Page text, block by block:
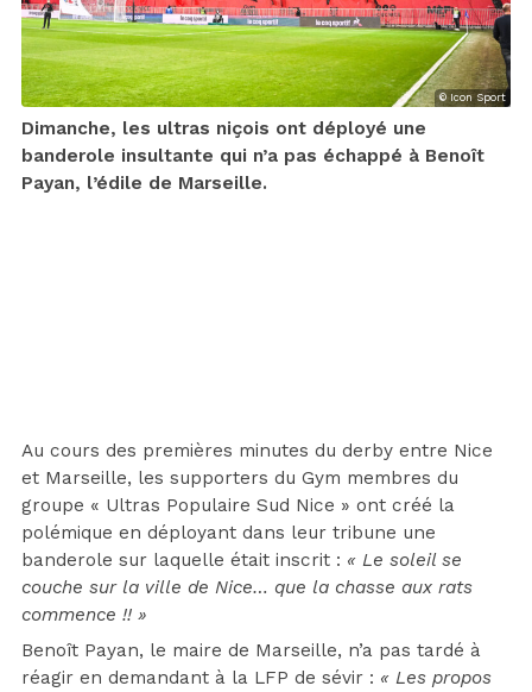
© Icon Sport
Dimanche, les ultras niçois ont déployé une
banderole insultante qui n’a pas échappé à Benoît
Payan, l’édile de Marseille.
Au cours des premières minutes du derby entre Nice
et Marseille, les supporters du Gym membres du
groupe « Ultras Populaire Sud Nice » ont créé la
polémique en déployant dans leur tribune une
banderole sur laquelle était inscrit : « Le soleil se
couche sur la ville de Nice… que la chasse aux rats
commence !! »
Benoît Payan, le maire de Marseille, n’a pas tardé à
réagir en demandant à la LFP de sévir : « Les propos